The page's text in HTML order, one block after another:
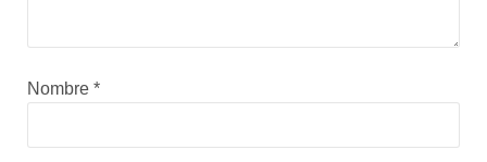
Nombre *